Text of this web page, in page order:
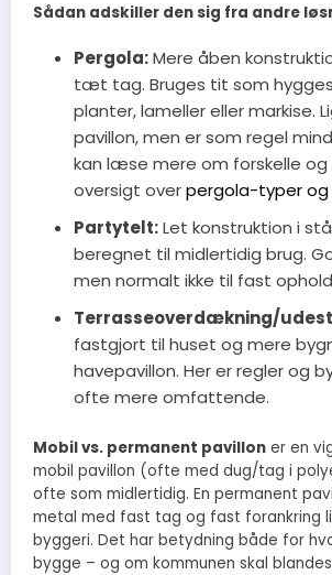
Sådan adskiller den sig fra andre
Pergola:Mere åben
tæt tag. Bruges tit som
planter, lameller eller markise.
pavillon, men er som regel
kan læse mere om forskelle og
oversigt overpergola-typer og
Partytelt:Let konstruktion i
beregnet til midlertidig brug.
men normalt ikke til fast
Terrasseoverdækning/
fastgjort til huset og mere
havepavillon. Her er regler og
ofte mere omfattende.
Mobil vs. permanent pavillon er en
mobil pavillon (ofte med dug/tag i
ofte som midlertidig. En permanent
metal med fast tag og fast forankring
byggeri. Det har betydning både for
bygge – og om kommunen skal